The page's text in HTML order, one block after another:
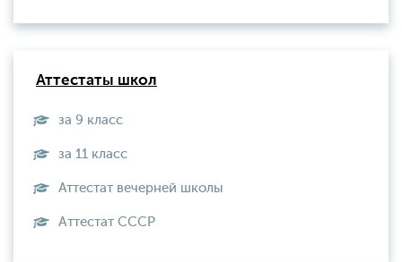
Аттестаты школ
за 9 класс
за 11 класс
Аттестат вечерней школы
Aттестат СССР